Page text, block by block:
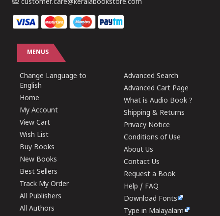
customer.care@keralabookstore.com
MENUS
Change Language to
English
Home
My Account
View Cart
Wish List
Buy Books
New Books
Best Sellers
Track My Order
All Publishers
All Authors
Advanced Search
Advanced Cart Page
What is Audio Book ?
Shipping & Returns
Privacy Notice
Conditions of Use
About Us
Contact Us
Request a Book
Help / FAQ
Download Fonts
Type in Malayalam